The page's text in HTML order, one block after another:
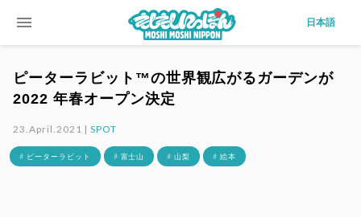
menu 日本語
ピーターラビット™の世界観広がるガーデンが
2022 年春オープン決定
23.April.2021 |SPOT
# ピーターラビット # 富士山 # 山梨 # 絵本